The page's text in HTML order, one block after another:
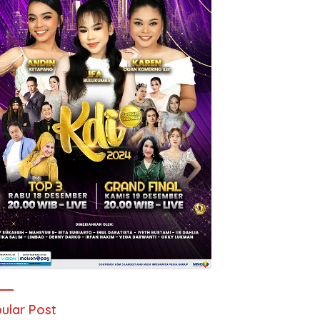
Post